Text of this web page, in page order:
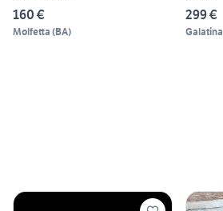
160 €
Molfetta (BA)
299 €
Galatina